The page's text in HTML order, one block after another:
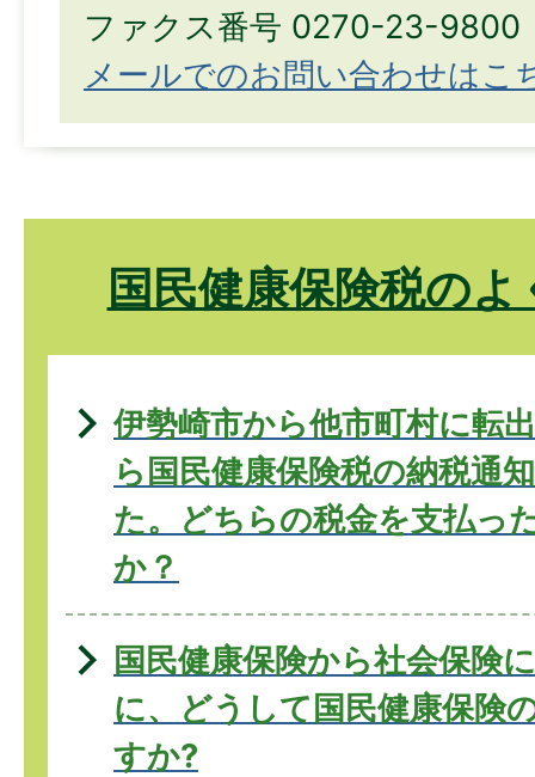
ファクス番号 0270-23-9800
メールでのお問い合わせはこ
国民健康保険税の
伊勢崎市から他市町村に転
ら国民健康保険税の納税通
た。どちらの税金を支払っ
か？
国民健康保険から社会保険
に、どうして国民健康保険
すか?